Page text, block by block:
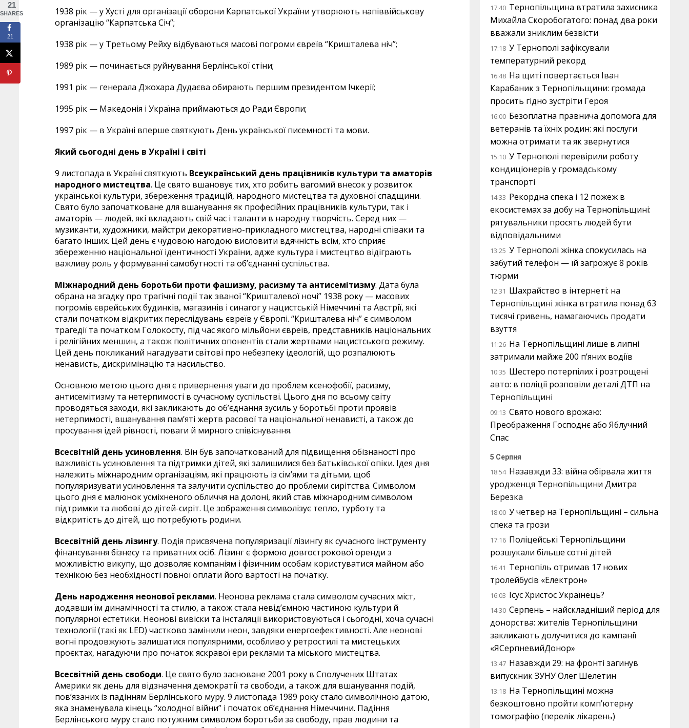
1938 рік — у Хусті для організації оборони Карпатської України утворюють напіввійськову
організацію “Карпатська Січ”;
1938 рік — у Третьому Рейху відбуваються масові погроми євреїв “Кришталева ніч”;
1989 рік — починається руйнування Берлінської стіни;
1991 рік — генерала Джохара Дудаєва обирають першим президентом Ічкерії;
1995 рік — Македонія і Україна приймаються до Ради Європи;
1997 рік — в Україні вперше святкують День української писемності та мови.
Який сьогодні день в Україні і світі
9 листопада в Україні святкують Всеукраїнський день працівників культури та аматорів
народного мистецтва. Це свято вшановує тих, хто робить вагомий внесок у розвиток
української культури, збереження традицій, народного мистецтва та духовної спадщини.
Свято було започатковане для вшанування як професійних працівників культури, так і
аматорів — людей, які вкладають свій час і таланти в народну творчість. Серед них —
музиканти, художники, майстри декоративно-прикладного мистецтва, народні співаки та
багато інших. Цей день є чудовою нагодою висловити вдячність всім, хто сприяє
збереженню національної ідентичності України, адже культура і мистецтво відіграють
важливу роль у формуванні самобутності та об’єднанні суспільства.
Міжнародний день боротьби проти фашизму, расизму та антисемітизму. Дата була
обрана на згадку про трагічні події так званої “Кришталевої ночі” 1938 року — масових
погромів єврейських будинків, магазинів і синагог у нацистській Німеччині та Австрії, які
стали початком відкритих переслідувань євреїв у Європі. “Кришталева ніч” є символом
трагедії та початком Голокосту, під час якого мільйони євреїв, представників національних
і релігійних меншин, а також політичних опонентів стали жертвами нацистського режиму.
Цей день покликаний нагадувати світові про небезпеку ідеологій, що розпалюють
ненависть, дискримінацію та насильство.
Основною метою цього дня є привернення уваги до проблем ксенофобії, расизму,
антисемітизму та нетерпимості в сучасному суспільстві. Цього дня по всьому світу
проводяться заходи, які закликають до об’єднання зусиль у боротьбі проти проявів
нетерпимості, вшанування пам’яті жертв расової та національної ненависті, а також до
просування ідей рівності, поваги й мирного співіснування.
Всесвітній день усиновлення. Він був започаткований для підвищення обізнаності про
важливість усиновлення та підтримки дітей, які залишилися без батьківської опіки. Ідея дня
належить міжнародним організаціям, які працюють із сім’ями та дітьми, щоб
популяризувати усиновлення та залучити суспільство до проблеми сирітства. Символом
цього дня є малюнок усміхненого обличчя на долоні, який став міжнародним символом
підтримки та любові до дітей-сиріт. Це зображення символізує тепло, турботу та
відкритість до дітей, що потребують родини.
Всесвітній день лізингу. Подія присвячена популяризації лізингу як сучасного інструменту
фінансування бізнесу та приватних осіб. Лізинг є формою довгострокової оренди з
можливістю викупу, що дозволяє компаніям і фізичним особам користуватися майном або
технікою без необхідності повної оплати його вартості на початку.
День народження неонової реклами. Неонова реклама стала символом сучасних міст,
додавши їм динамічності та стилю, а також стала невід’ємною частиною культури й
популярної естетики. Неонові вивіски та інсталяції використовуються і сьогодні, хоча сучасні
технології (такі як LED) частково замінили неон, завдяки енергоефективності. Але неонові
вогні продовжують залишатися популярними, особливо у ретростилі та мистецьких
проєктах, нагадуючи про початок яскравої ери реклами та міського мистецтва.
Всесвітній день свободи. Це свято було засноване 2001 року в Сполучених Штатах
Америки як день для відзначення демократії та свободи, а також для вшанування подій,
пов’язаних із падінням Берлінського муру. 9 листопада 1989 року стало символічною датою,
яка знаменувала кінець “холодної війни” і початок об’єднання Німеччини. Падіння
Берлінського муру стало потужним символом боротьби за свободу, прав людини та
17:40 Тернопільщина втратила захисника
Михайла Скоробогатого: понад два роки
вважали зниклим безвісти
17:18 У Тернополі зафіксували
температурний рекорд
16:48 На щиті повертається Іван
Карабаник з Тернопільщини: громада
просить гідно зустріти Героя
16:00 Безоплатна правнича допомога для
ветеранів та їхніх родин: які послуги
можна отримати та як звернутися
15:10 У Тернополі перевірили роботу
кондиціонерів у громадському
транспорті
14:33 Рекордна спека і 12 пожеж в
екосистемах за добу на Тернопільщині:
рятувальники просять людей бути
відповідальними
13:25 У Тернополі жінка спокусилась на
забутий телефон — їй загрожує 8 років
тюрми
12:31 Шахрайство в інтернеті: на
Тернопільщині жінка втратила понад 63
тисячі гривень, намагаючись продати
взуття
11:26 На Тернопільщині лише в липні
затримали майже 200 п’яних водіїв
10:35 Шестеро потерпілих і розтрощені
авто: в поліції розповіли деталі ДТП на
Тернопільщині
09:13 Свято нового врожаю:
Преображення Господнє або Яблучний
Спас
5 Серпня
18:54 Назавжди 33: війна обірвала життя
уродженця Тернопільщини Дмитра
Березка
18:00 У четвер на Тернопільщині – сильна
спека та грози
17:16 Поліцейські Тернопільщини
розшукали більше сотні дітей
16:41 Тернопіль отримав 17 нових
тролейбусів «Електрон»
16:03 Ісус Христос Українець?
14:30 Серпень – найскладніший період для
донорства: жителів Тернопільщини
закликають долучитися до кампанії
«ЯСерпневийДонор»
13:47 Назавжди 29: на фронті загинув
випускник ЗУНУ Олег Шелетин
13:18 На Тернопільщині можна
безкоштовно пройти комп’ютерну
томографію (перелік лікарень)
21
SHARES
21